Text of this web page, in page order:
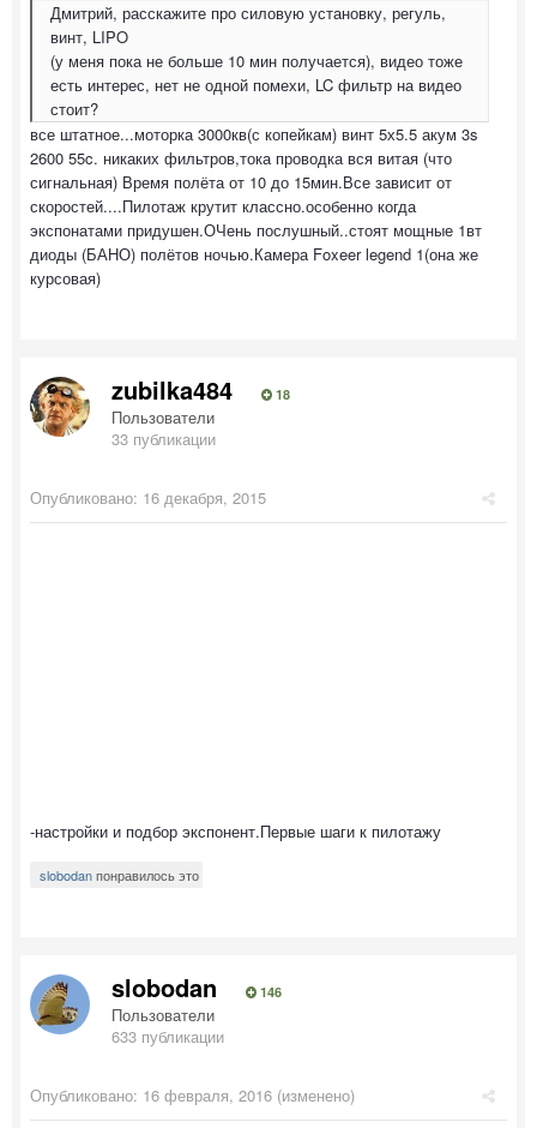
Дмитрий, расскажите про силовую установку, регуль,
винт, LIPO
(у меня пока не больше 10 мин получается), видео тоже
есть интерес, нет не одной помехи, LC фильтр на видео
стоит?
все штатное...моторка 3000кв(с копейкам) винт 5х5.5 акум 3s
2600 55c. никаких фильтров,тока проводка вся витая (что
сигнальная) Время полёта от 10 до 15мин.Все зависит от
скоростей....Пилотаж крутит классно.особенно когда
экспонатами придушен.ОЧень послушный..стоят мощные 1вт
диоды (БАНО) полётов ночью.Камера Foxeer legend 1(она же
курсовая)
zubilka484 18
Пользователи
33 публикации
Опубликовано: 16 декабря, 2015
-настройки и подбор экспонент.Первые шаги к пилотажу
slobodanпонравилось это
slobodan 146
Пользователи
633 публикации
Опубликовано: 16 февраля, 2016 (изменено)